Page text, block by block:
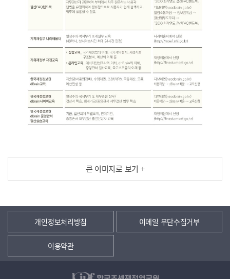
큰 이미지로 보기 +
개인정보처리방침 이메일 무단수집거부
이용약관